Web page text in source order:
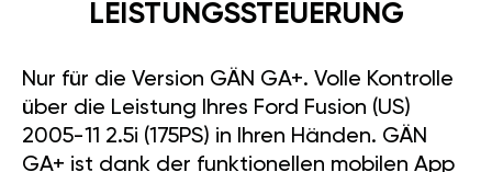
LEISTUNGSSTEUERUNG
Nur für die Version GÄN GA+. Volle Kontrolle
über die Leistung Ihres Ford Fusion (US)
2005-11 2.5i (175PS) in Ihren Händen. GÄN
GA+ ist dank der funktionellen mobilen App